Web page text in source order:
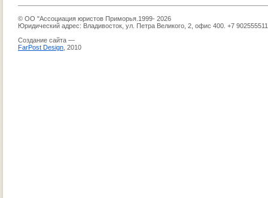
© ОО "Ассоциация юристов Приморья.1999- 2026
Юридический адрес: Владивосток, ул. Петра Великого, 2, офис 400. +7
Создание сайта —
FarPost Design , 2010